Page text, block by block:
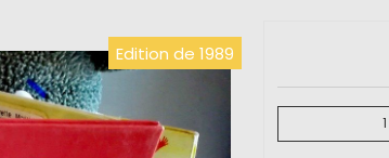
Edition de 1989
1